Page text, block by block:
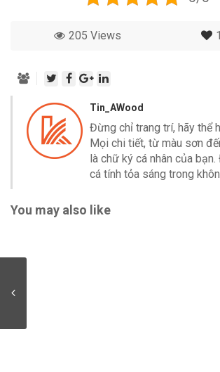
1
205 Views
Tin_AWood
Đừng chỉ trang trí, hãy thể
Mọi chi tiết, từ màu sơn
là chữ ký cá nhân của
cá tính tỏa sáng trong
You may also like